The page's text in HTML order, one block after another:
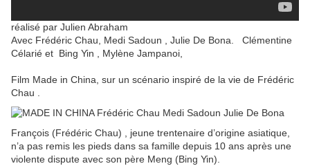
réalisé par Julien Abraham
Avec Frédéric Chau, Medi Sadoun , Julie De Bona. Clémentine
Célarié et Bing Yin , Mylène Jampanoi,
Film Made in China, sur un scénario inspiré de la vie de Frédéric
Chau .
François (Frédéric Chau) , jeune trentenaire d’origine asiatique,
n’a pas remis les pieds dans sa famille depuis 10 ans après une
violente dispute avec son père Meng (Bing Yin).